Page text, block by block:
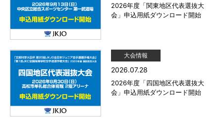
2026年度「関東地区代表選抜大
会」申込用紙ダウンロード開始
大会情報
2026.07.28
2026年度「四国地区代表選抜大
会」申込用紙ダウンロード開始